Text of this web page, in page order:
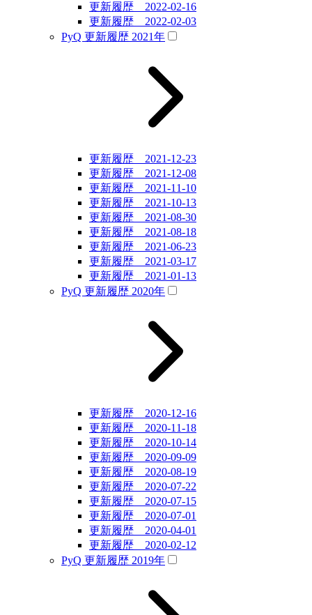
更新履歴 2022-02-16
更新履歴 2022-02-03
PyQ 更新履歴 2021年
更新履歴 2021-12-23
更新履歴 2021-12-08
更新履歴 2021-11-10
更新履歴 2021-10-13
更新履歴 2021-08-30
更新履歴 2021-08-18
更新履歴 2021-06-23
更新履歴 2021-03-17
更新履歴 2021-01-13
PyQ 更新履歴 2020年
更新履歴 2020-12-16
更新履歴 2020-11-18
更新履歴 2020-10-14
更新履歴 2020-09-09
更新履歴 2020-08-19
更新履歴 2020-07-22
更新履歴 2020-07-15
更新履歴 2020-07-01
更新履歴 2020-04-01
更新履歴 2020-02-12
PyQ 更新履歴 2019年